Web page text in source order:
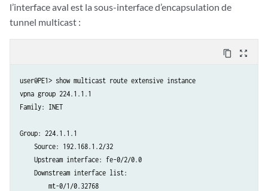
l’interface aval est la sous-interface d’encapsulation de
tunnel multicast :
content_copy zoom_out_map
user@PE1> show multicast route extensive instance
vpna group 224.1.1.1
Family: INET
Group: 224.1.1.1
    Source: 192.168.1.2/32
    Upstream interface: fe-0/2/0.0
    Downstream interface list:
        mt-0/1/0.32768